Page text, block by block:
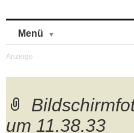
Menü
um 11.38.33